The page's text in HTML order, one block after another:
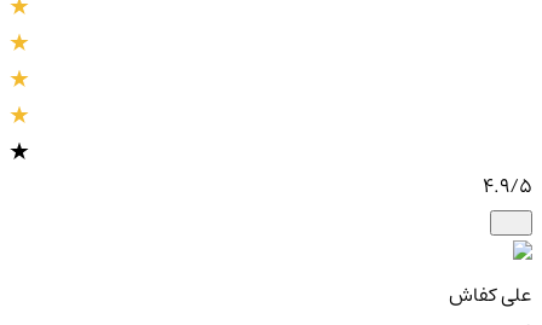
4.9/5
علی کفاش